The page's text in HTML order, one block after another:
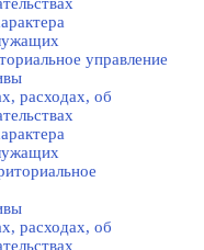
управление
расходах, об
расходах, об